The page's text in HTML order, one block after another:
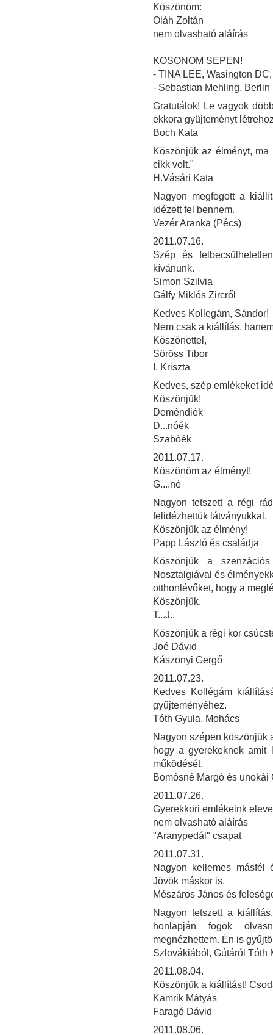
Köszönöm:
Oláh Zoltán
nem olvasható aláírás
KOSONOM SEPEN!
- TINA LEE, Wasington
- Sebastian Mehling, Berlin
Gratutálok! Le vagyok
ekkora gyüjteményt
Boch Kata
Köszönjük az élményt,
cikk volt."
H.Vásári Kata
Nagyon megfogott a
idézett fel bennem.
Vezér Aranka (Pécs)
2011.07.16.
Szép és
kívánunk.
Simon Szilvia
Gálfy Miklós Zircről
Kedves Kollegám, Sándor!
Nem csak a kiállítás,
Köszönettel,
Söröss Tibor
I. Kriszta
Kedves, szép emlékeket
Köszönjük!
Deméndiék
D...nóék
Szabóék
2011.07.17.
Köszönöm az élményt!
G....né
Nagyon tetszett a régi
felidézhettük látványukkal.
Köszönjük az élmény!
Papp László és családja
Köszönjük a
Nosztalgiával és
otthonlévőket, hogy a
Köszönjük.
T...J..
Köszönjük a régi kor
Joé Dávid
Kászonyi Gergő
2011.07.23.
Kedves Kollégám
gyűjteményéhez.
Tóth Gyula, Mohács
Nagyon szépen köszönjük
hogy a gyerekeknek amit
működését.
Bomósné Margó és
2011.07.26.
Gyerekkori emlékeink
nem olvasható aláírás
"Aranypedál" csapat
2011.07.31.
Nagyon kellemes másfél
Jövök máskor is.
Mészáros János és
Nagyon tetszett a
honlapján fogok
megnézhettem. Én is
Szlovákiából, Gútáról Tóth
2011.08.04.
Köszönjük a kiállítást!
Kamrik Mátyás
Faragó Dávid
2011.08.06.